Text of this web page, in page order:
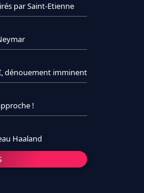
par Saint-Etienne
dénouement imminent
!
Haaland